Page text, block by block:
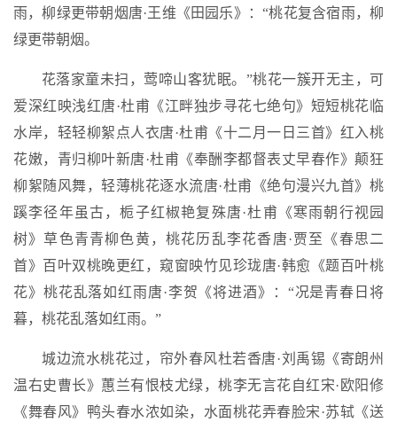
雨，柳绿更带朝烟唐·王维《田园乐》：“桃花复含宿雨，柳
绿更带朝烟。
花落家童未扫，莺啼山客犹眠。”桃花一簇开无主，可
爱深红映浅红唐·杜甫《江畔独步寻花七绝句》短短桃花临
水岸，轻轻柳絮点人衣唐·杜甫《十二月一日三首》红入桃
花嫩，青归柳叶新唐·杜甫《奉酬李都督表丈早春作》颠狂
柳絮随风舞，轻薄桃花逐水流唐·杜甫《绝句漫兴九首》桃
蹊李径年虽古，栀子红椒艳复殊唐·杜甫《寒雨朝行视园
树》草色青青柳色黄，桃花历乱李花香唐·贾至《春思二
首》百叶双桃晚更红，窥窗映竹见珍珑唐·韩愈《题百叶桃
花》桃花乱落如红雨唐·李贺《将进酒》：“况是青春日将
暮，桃花乱落如红雨。”
城边流水桃花过，帘外春风杜若香唐·刘禹锡《寄朗州
温右史曹长》蕙兰有恨枝尤绿，桃李无言花自红宋·欧阳修
《舞春风》鸭头春水浓如染，水面桃花弄春脸宋·苏轼《送